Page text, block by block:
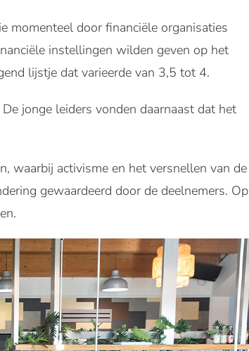
momenteel door financiële organisaties
instellingen wilden geven op het
lijstje dat varieerde van 3,5 tot 4.
jonge leiders vonden daarnaast dat het
waarbij activisme en het versnellen van de
gewaardeerd door de deelnemers. Op